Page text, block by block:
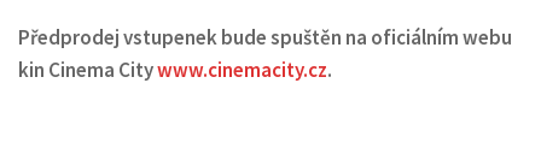
Předprodej vstupenek bude spuštěn na oficiálním webu
kin Cinema Citywww.cinemacity.cz.